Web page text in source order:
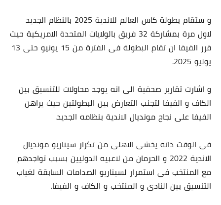
و ستقام بطولة كاس العالم للاندية 2025 بالنظام الجديد
لاول مرة بمشاركة 32 فريق بالولايات المتحدة الامريكية حيث
قرر الفيفا ان تقام البطولة فى الفترة من 15 يونيو حتى 13
يوليو 2025.
و اشارت تقارير صحفية الى انه يوجد محاولات للتنسيق بين
الكاف و الفيفا لتجنب التعارض بين البطولتين حيث يراهن
الفيفا على نجاح مونديال الاندية بنظامه الجديد.
فى الوقت ذاته يخشى الاهلى من تكرار سيناريو مونديال
الاندية 2022 و الحرمان من لاعبيه الدوليين بسبب تواجدهم
مع المنتخب فى استمرار لسيناريو الصدامات السابقة لغياب
التنسيق بين النادى و المنتخب و الكاف و الفيفا.